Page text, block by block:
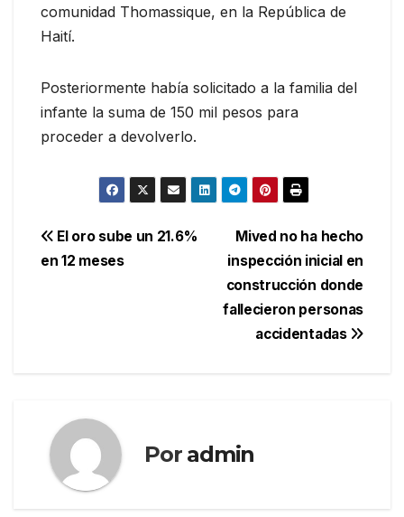
comunidad Thomassique, en la República de
Haití.
Posteriormente había solicitado a la familia del
infante la suma de 150 mil pesos para
proceder a devolverlo.
Navegación
Mived no ha hecho
inspección inicial en
construcción donde
fallecieron personas
accidentadas
El oro sube un 21.6%
en 12 meses
Por admin